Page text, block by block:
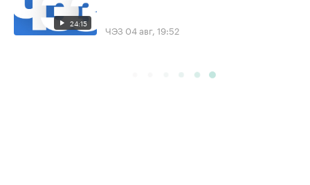
24:15 ЧЭЗ 04 авг, 19:52